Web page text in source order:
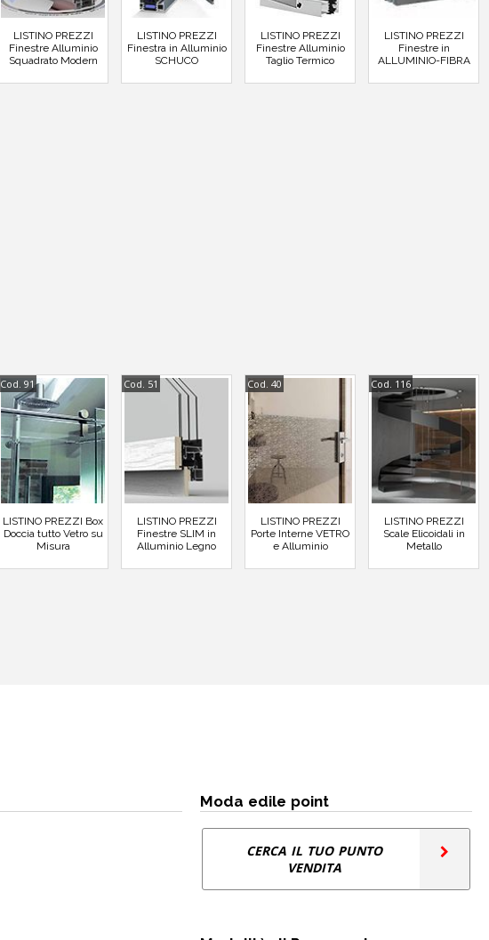
LISTINO PREZZI
Finestre Alluminio
Squadrato Modern
LISTINO PREZZI
Finestra in Alluminio
SCHUCO
LISTINO PREZZI
Finestre Alluminio
Taglio Termico
LISTINO PREZZI
Finestre in
ALLUMINIO-FIBRA
Cod. 91
LISTINO PREZZI Box
Doccia tutto Vetro su
Misura
Cod. 51
LISTINO PREZZI
Finestre SLIM in
Alluminio Legno
Cod. 40
LISTINO PREZZI
Porte Interne VETRO
e Alluminio
Cod. 116
LISTINO PREZZI
Scale Elicoidali in
Metallo
Moda edile point
CERCA IL TUO PUNTO
VENDITA